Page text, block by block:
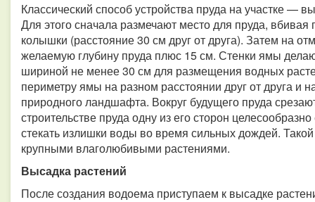
Классический способ устройства пруда на участке —
Для этого сначала размечают место для пруда,
колышки (расстояние 30 см друг от друга). Затем на
желаемую глубину пруда плюс 15 см. Стенки ямы
шириной не менее 30 см для размещения водных
периметру ямы на разном расстоянии друг от друга и
природного ландшафта. Вокруг будущего пруда
строительстве пруда одну из его сторон
стекать излишки воды во время сильных дождей.
крупными влаголюбивыми растениями.
Высадка растений
После создания водоема приступаем к высадке